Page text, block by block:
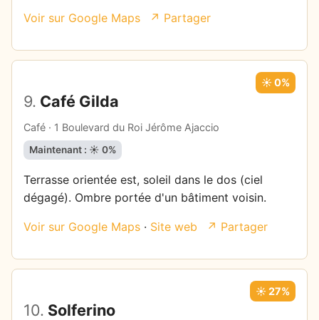
Voir sur Google Maps ↗ Partager
9. Café Gilda
Café · 1 Boulevard du Roi Jérôme Ajaccio
☀️ 0%
Maintenant : ☀️ 0%
Terrasse orientée est, soleil dans le dos (ciel
dégagé). Ombre portée d'un bâtiment voisin.
Voir sur Google Maps · Site web ↗ Partager
10. Solferino
☀️ 27%